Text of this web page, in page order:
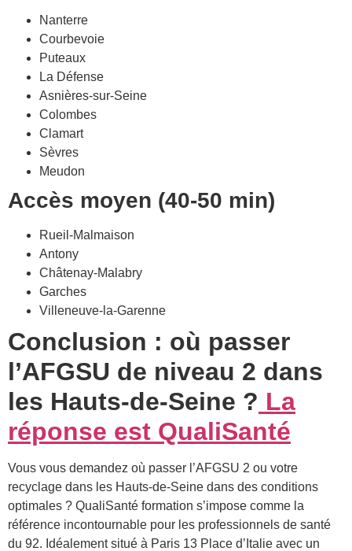
Nanterre
Courbevoie
Puteaux
La Défense
Asnières-sur-Seine
Colombes
Clamart
Sèvres
Meudon
Accès moyen (40-50 min)
Rueil-Malmaison
Antony
Châtenay-Malabry
Garches
Villeneuve-la-Garenne
Conclusion : où passer
l’AFGSU de niveau 2 dans
les Hauts-de-Seine ? La
réponse est QualiSanté
Vous vous demandez où passer l’AFGSU 2 ou votre
recyclage dans les Hauts-de-Seine dans des conditions
optimales ? QualiSanté formation s’impose comme la
référence incontournable pour les professionnels de santé
du 92. Idéalement situé à Paris 13 Place d’Italie avec un